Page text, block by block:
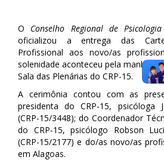
O Conselho Regional de
oficializou a entrega das
Profissional aos novo/as
solenidade aconteceu pela manhã
Sala das Plenárias do CRP-15.
A cerimônia contou com as
presidenta do CRP-15, psicóloga
(CRP-15/3448); do Coordenador
do CRP-15, psicólogo Robson
(CRP-15/2177) e do/as novo/as
em Alagoas.